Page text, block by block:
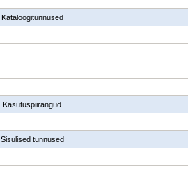
Kataloogitunnused
Kasutuspiirangud
Sisulised tunnused